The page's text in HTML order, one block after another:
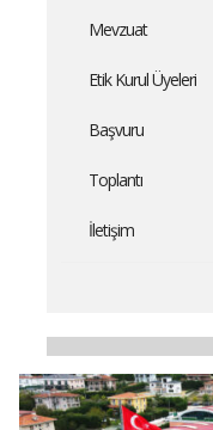
Mevzuat
Etik Kurul Üyeleri
Başvuru
Toplantı
İletişim